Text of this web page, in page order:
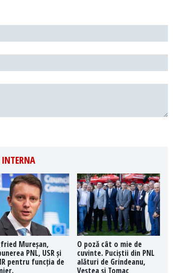
Mureșan,
PNL, USR și
pentru funcția de
O poză cât o mie de
cuvinte. Puciștii din PNL
alături de Grindeanu,
Veștea și Tomac